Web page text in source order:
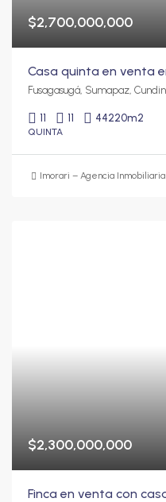
$2,700,000,000
11 11 44220m2
QUINTA
Imorari – Agencia Inmobiliaria
$2,300,000,000